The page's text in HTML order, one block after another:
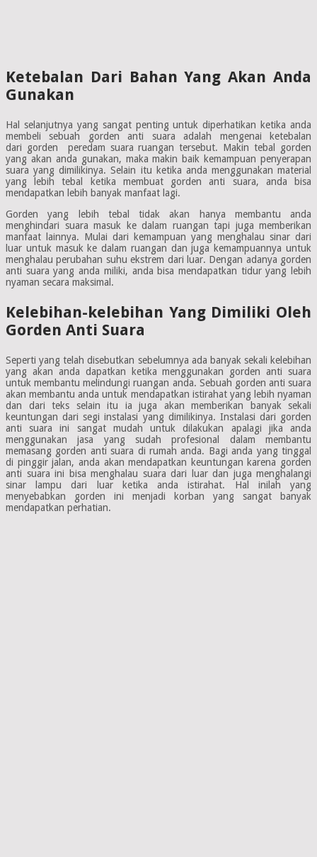
Ketebalan Dari Bahan Yang Akan Anda
Gunakan
Hal selanjutnya yang sangat penting untuk diperhatikan ketika anda
membeli sebuah gorden anti suara adalah mengenai ketebalan
dari gorden peredam suara ruangan tersebut. Makin tebal gorden
yang akan anda gunakan, maka makin baik kemampuan penyerapan
suara yang dimilikinya. Selain itu ketika anda menggunakan material
yang lebih tebal ketika membuat gorden anti suara, anda bisa
mendapatkan lebih banyak manfaat lagi.
Gorden yang lebih tebal tidak akan hanya membantu anda
menghindari suara masuk ke dalam ruangan tapi juga memberikan
manfaat lainnya. Mulai dari kemampuan yang menghalau sinar dari
luar untuk masuk ke dalam ruangan dan juga kemampuannya untuk
menghalau perubahan suhu ekstrem dari luar. Dengan adanya gorden
anti suara yang anda miliki, anda bisa mendapatkan tidur yang lebih
nyaman secara maksimal.
Kelebihan-kelebihan Yang Dimiliki Oleh
Gorden Anti Suara
Seperti yang telah disebutkan sebelumnya ada banyak sekali kelebihan
yang akan anda dapatkan ketika menggunakan gorden anti suara
untuk membantu melindungi ruangan anda. Sebuah gorden anti suara
akan membantu anda untuk mendapatkan istirahat yang lebih nyaman
dan dari teks selain itu ia juga akan memberikan banyak sekali
keuntungan dari segi instalasi yang dimilikinya. Instalasi dari gorden
anti suara ini sangat mudah untuk dilakukan apalagi jika anda
menggunakan jasa yang sudah profesional dalam membantu
memasang gorden anti suara di rumah anda. Bagi anda yang tinggal
di pinggir jalan, anda akan mendapatkan keuntungan karena gorden
anti suara ini bisa menghalau suara dari luar dan juga menghalangi
sinar lampu dari luar ketika anda istirahat. Hal inilah yang
menyebabkan gorden ini menjadi korban yang sangat banyak
mendapatkan perhatian.